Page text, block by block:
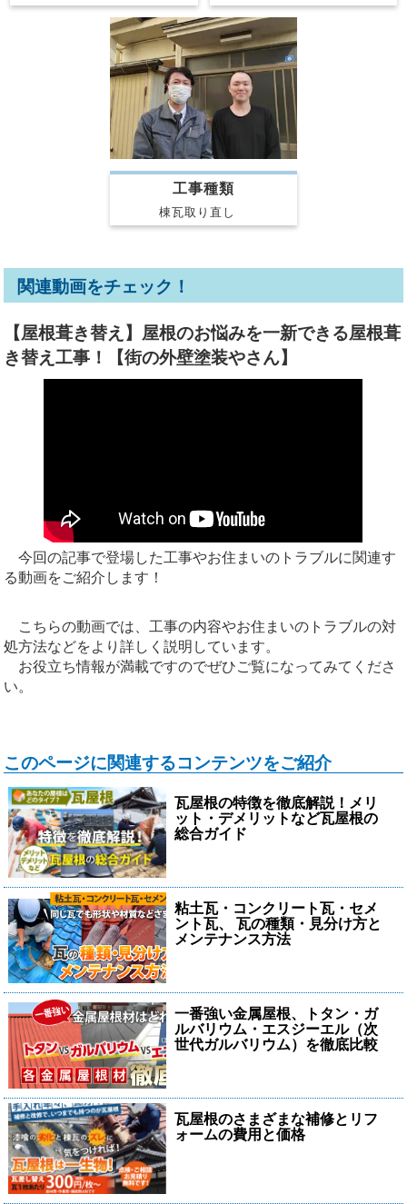
工事種類
棟瓦取り直し
関連動画をチェック！
【屋根葺き替え】屋根のお悩みを一新できる屋根葺
き替え工事！【街の外壁塗装やさん】
今回の記事で登場した工事やお住まいのトラブルに関連す
る動画をご紹介します！
こちらの動画では、工事の内容やお住まいのトラブルの対
処方法などをより詳しく説明しています。
お役立ち情報が満載ですのでぜひご覧になってみてくださ
い。
このページに関連するコンテンツをご紹介
瓦屋根の特徴を徹底解説！メリ
ット・デメリットなど瓦屋根の
総合ガイド
粘土瓦・コンクリート瓦・セメ
ント瓦、 瓦の種類・見分け方と
メンテナンス方法
一番強い金属屋根、トタン・ガ
ルバリウム・エスジーエル（次
世代ガルバリウム）を徹底比較
瓦屋根のさまざまな補修とリフ
ォームの費用と価格